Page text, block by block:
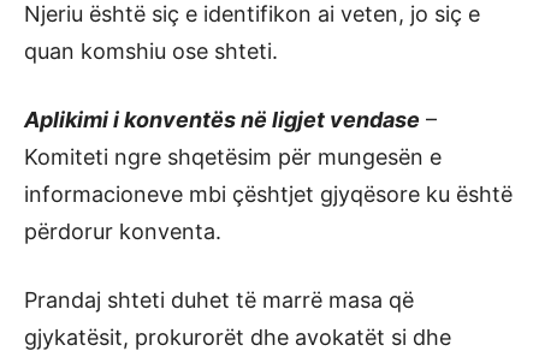
Njeriu është siç e identifikon ai veten, jo siç e
quan komshiu ose shteti.
Aplikimi i konventës në ligjet vendase –
Komiteti ngre shqetësim për mungesën e
informacioneve mbi çështjet gjyqësore ku është
përdorur konventa.
Prandaj shteti duhet të marrë masa që
gjykatësit, prokurorët dhe avokatët si dhe